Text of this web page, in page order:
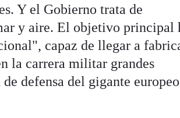
Y el Gobierno trata de
y aire. El objetivo principal
capaz de llegar a
la carrera militar grandes
defensa del gigante europeo